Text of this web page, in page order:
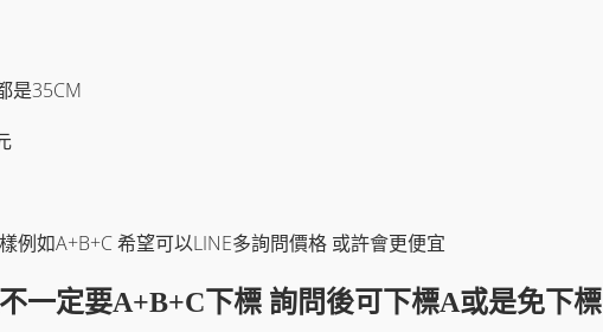
是35CM
例如A+B+C 希望可以LINE多詢問價格 或許會更便宜
一定要A+B+C下標 詢問後可下標A或是免下